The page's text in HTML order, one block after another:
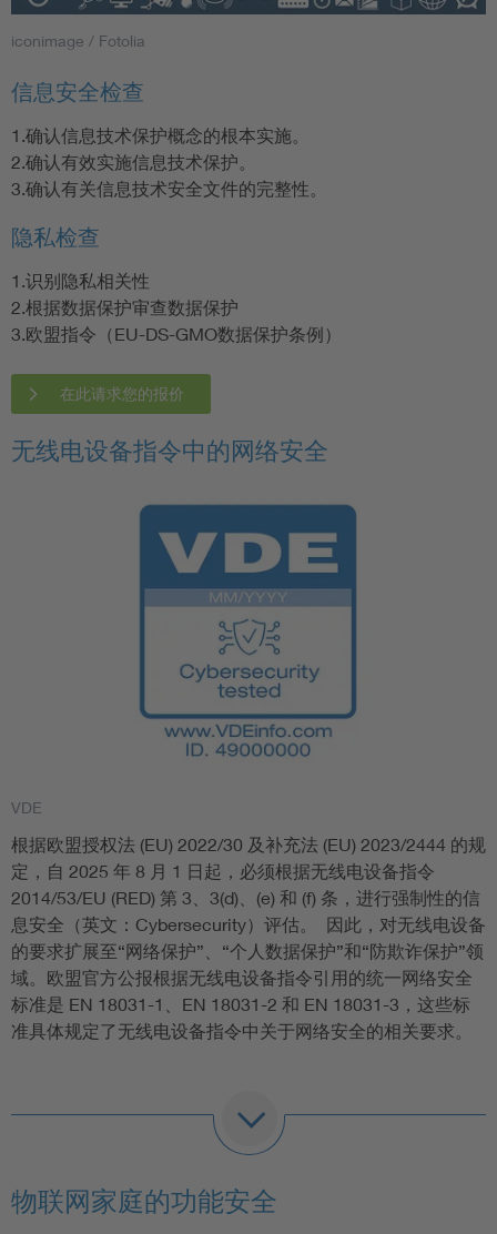
iconimage / Fotolia
信息安全检查
1.确认信息技术保护概念的根本实施。
2.确认有效实施信息技术保护。
3.确认有关信息技术安全文件的完整性。
隐私检查
1.识别隐私相关性
2.根据数据保护审查数据保护
3.欧盟指令（EU-DS-GMO数据保护条例）
在此请求您的报价
无线电设备指令中的网络安全
VDE
根据欧盟授权法 (EU) 2022/30 及补充法 (EU) 2023/2444 的规
定，自 2025 年 8 月 1 日起，必须根据无线电设备指令
2014/53/EU (RED) 第 3、3(d)、(e) 和 (f) 条，进行强制性的信
息安全（英文：Cybersecurity）评估。 因此，对无线电设备
的要求扩展至“网络保护”、“个人数据保护”和“防欺诈保护”领
域。欧盟官方公报根据无线电设备指令引用的统一网络安全
标准是 EN 18031-1、EN 18031-2 和 EN 18031-3，这些标
准具体规定了无线电设备指令中关于网络安全的相关要求。
从 2025 年 8 月 1 日起，无线电设备制造商必须证明其产品
符合全新的网络安全要求。VDE 研究所通过内部测试规范
标准及欧盟对欧洲标准化组织的授权要求。此外，我们还提
供“网络安全测试”的全新认证方案。该方案包括根据 EN
物联网家庭的功能安全